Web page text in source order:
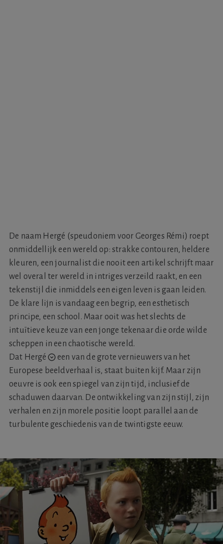
De naam Hergé (speudoniem voor Georges Rémi) roept
onmiddellijk een wereld op: strakke contouren, heldere
kleuren, een journalist die nooit een artikel schrijft maar
wel overal ter wereld in intriges verzeild raakt, en een
tekenstijl die inmiddels een eigen leven is gaan leiden.
De klare lijn is vandaag een begrip, een esthetisch
principe, een school. Maar ooit was het slechts de
intuïtieve keuze van een jonge tekenaar die orde wilde
scheppen in een chaotische wereld.
Dat Hergé
een van de grote vernieuwers van het
Europese beeldverhaal is, staat buiten kijf. Maar zijn
oeuvre is ook een spiegel van zijn tijd, inclusief de
schaduwen daarvan. De ontwikkeling van zijn stijl, zijn
verhalen en zijn morele positie loopt parallel aan de
turbulente geschiedenis van de twintigste eeuw.